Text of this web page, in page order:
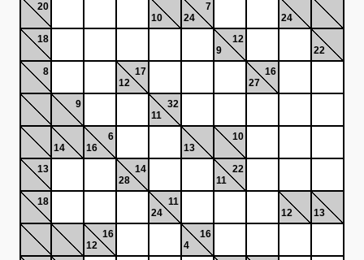
20
10
7
24
24
18
12
9
22
8
17
12
16
27
9
32
11
14
6
16
13
10
13
14
28
22
11
18
11
24
12
13
16
12
16
4